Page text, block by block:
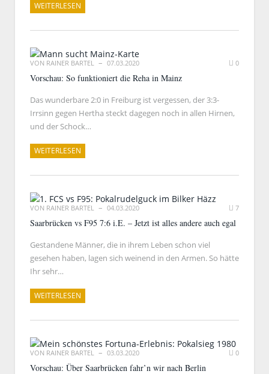
WEITERLESEN
VON RAINER BARTEL 07.03.2020 0
Vorschau: So funktioniert die Reha in Mainz
Das wunderbare 2:0 in Freiburg ist vergessen, der 3:3-
Irrsinn gegen Hertha steckt dagegen noch in allen Hirnen,
und der Schock…
WEITERLESEN
VON RAINER BARTEL 04.03.2020 7
Saarbrücken vs F95 7:6 i.E. – Jetzt ist alles andere auch egal
Gestandene Männer, die in ihrem Leben schon viel
gesehen haben, lagen sich weinend in den Armen. So hätte
Ihr sehr…
WEITERLESEN
VON RAINER BARTEL 03.03.2020 0
Vorschau: Über Saarbrücken fahr’n wir nach Berlin